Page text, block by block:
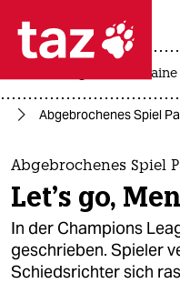
 taz
taz
themen
politik
öko
krieg in der ukraine
Abgebrochenes Spiel
Abgebrochenes Spiel
Let’s go,
In der Champions
geschrieben. Spieler
Schiedsrichter sich